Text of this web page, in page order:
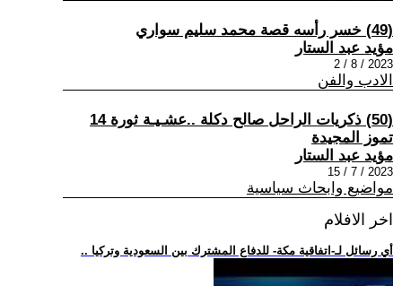
(49) خسر رأسه قصة محمد سليم سواري
مؤيد عبد الستار
2023 / 8 / 2
الادب والفن
(50) ذكريات الراحل صالح دكلة ..عشـيـة ثورة 14
تموز المجيدة
مؤيد عبد الستار
2023 / 7 / 15
مواضيع وابحاث سياسية
اخر الافلام
.. أي رسائل لـ-اتفاقية مكة- للدفاع المشترك بين السعودية وتركيا